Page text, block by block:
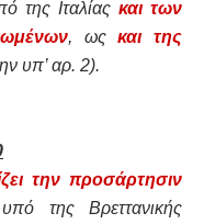
της Ιταλίας και των
, ωςκαι της
υπ’ αρ. 2).
την προσάρτησιν
της Βρεττανικής